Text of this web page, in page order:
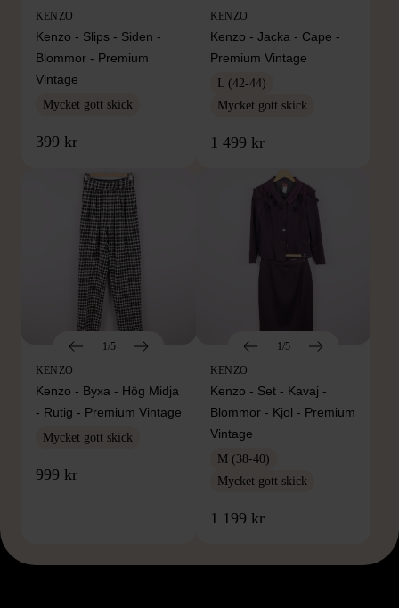
KENZO
Kenzo - Slips - Siden -
Blommor - Premium
Vintage
Mycket gott skick
399 kr
KENZO
Kenzo - Jacka - Cape -
Premium Vintage
L (42-44)
Mycket gott skick
1 499 kr
1/5
KENZO
Kenzo - Byxa - Hög Midja
- Rutig - Premium Vintage
Mycket gott skick
999 kr
1/5
KENZO
Kenzo - Set - Kavaj -
Blommor - Kjol - Premium
Vintage
M (38-40)
Mycket gott skick
1 199 kr